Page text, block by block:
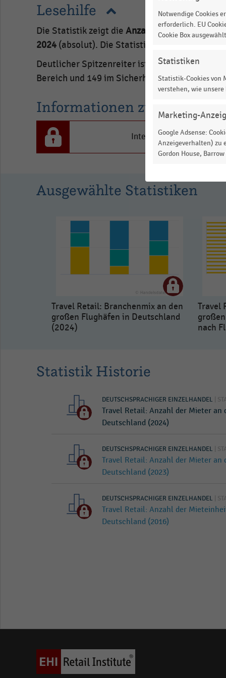
Lesehilfe
Die Statistik zeigt die Anzahl der Mieter an
2024 (absolut). Die Statistik entstammt der
Deutlicher Spitzenreiter ist der Flughafen
Bereich und 149 im Sicherheitsbereich.
Informationen zur Statistik
Interesse an den
Ausgewählte Statistiken
Travel Retail: Branchenmix an den
großen Flughäfen in Deutschland
(2024)
Travel
nach
Statistik Historie
DEUTSCHSPRACHIGER EINZELHANDEL |
Travel Retail: Anzahl der Mieter an
Deutschland (2024)
DEUTSCHSPRACHIGER EINZELHANDEL |
Travel Retail: Anzahl der Mieter
Deutschland (2023)
DEUTSCHSPRACHIGER EINZELHANDEL |
Travel Retail: Anzahl der
Deutschland (2016)
Notwendige Cookies
erforderlich. EU
Cookie Box
Statistiken
Statistik-Cookies von
verstehen, wie
Marketing-
Google Adsense:
Anzeigeverhalten) zu
Gordon House,